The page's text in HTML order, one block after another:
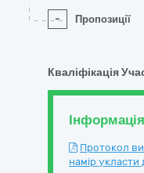
- Пропозиції
Кваліфікація
Протокол
намір укласти